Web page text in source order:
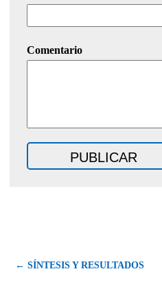
Comentario
← SÍNTESIS Y RESULTADOS